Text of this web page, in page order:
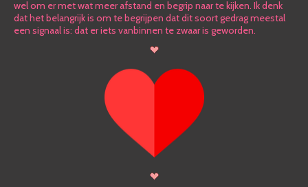
wel om er met wat meer afstand en begrip naar te kijken. Ik denk
dat het belangrijk is om te begrijpen dat dit soort gedrag meestal
een signaal is: dat er iets vanbinnen te zwaar is geworden.